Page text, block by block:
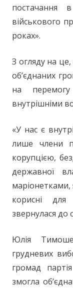
постачання
військового
роках».
З огляду на це,
об’єднаних
на
внутрішніми
«У нас є
лише члени
корупцією,
державної
маріонетками,
корисні
звернулася до
Юлія
грудневих
громад
змогла